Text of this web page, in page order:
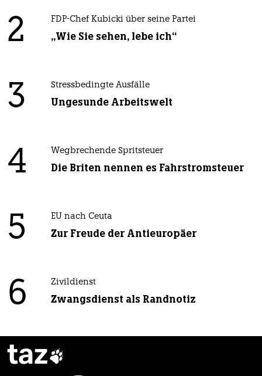
2 FDP-Chef Kubicki über seine Partei
„Wie Sie sehen, lebe ich“
3 Stressbedingte Ausfälle
Ungesunde Arbeitswelt
4 Wegbrechende Spritsteuer
Die Briten nennen es Fahrstromsteuer
5 EU nach Ceuta
Zur Freude der Antieuropäer
6 Zivildienst
Zwangsdienst als Randnotiz
taz